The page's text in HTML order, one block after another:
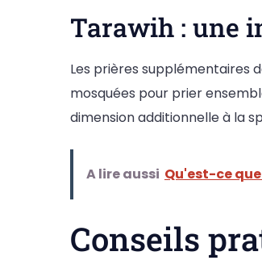
Tarawih : une
Les prières supplémentaires
mosquées pour prier
dimension additionnelle à la
A lire aussi Qu'est-ce
Conseils